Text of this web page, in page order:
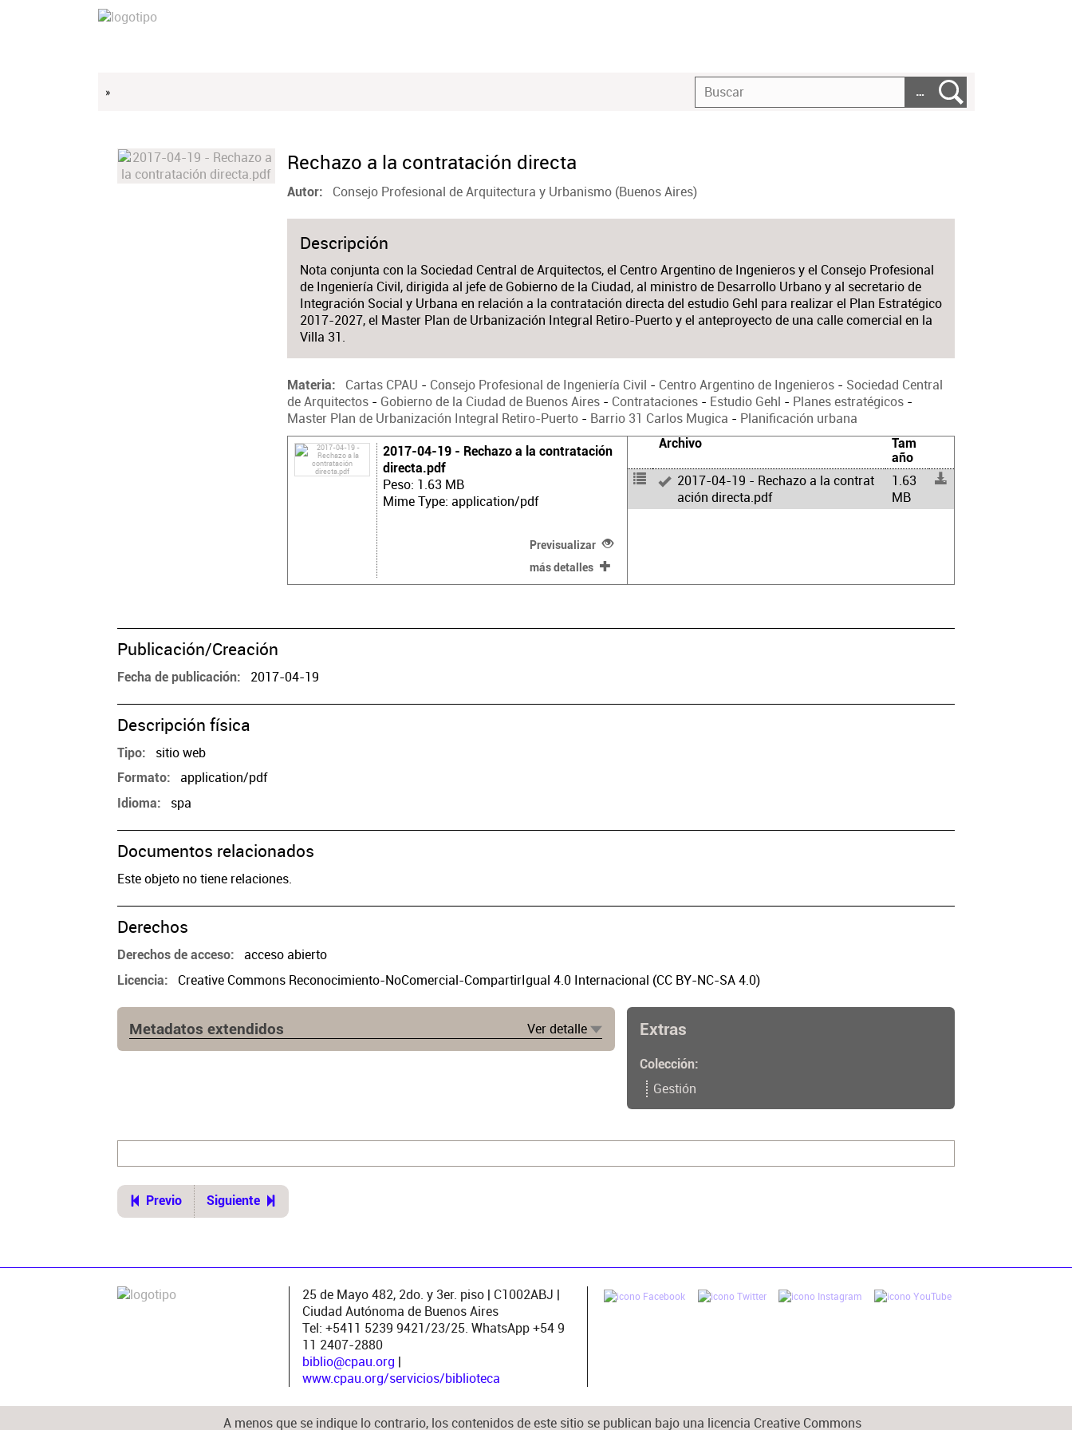
» …
Rechazo a la contratación directa
Autor Consejo Profesional de Arquitectura y Urbanismo (Buenos Aires)
Descripción
Nota conjunta con la Sociedad Central de Arquitectos, el Centro Argentino de Ingenieros y el Consejo Profesional
de Ingeniería Civil, dirigida al jefe de Gobierno de la Ciudad, al ministro de Desarrollo Urbano y al secretario de
Integración Social y Urbana en relación a la contratación directa del estudio Gehl para realizar el Plan Estratégico
2017-2027, el Master Plan de Urbanización Integral Retiro-Puerto y el anteproyecto de una calle comercial en la
Villa 31.
Materia Cartas CPAU - Consejo Profesional de Ingeniería Civil - Centro Argentino de Ingenieros- Sociedad Central
de Arquitectos - Gobierno de la Ciudad de Buenos Aires - Contrataciones - Estudio Gehl - Planes estratégicos -
Master Plan de Urbanización Integral Retiro-Puerto - Barrio 31 Carlos Mugica - Planificación urbana
2017-04-19 - Rechazo a la contratación
directa.pdf
Peso: 1.63 MB
Mime Type: application/pdf
Previsualizar
más detalles
Archivo
Tam
año
2017-04-19 - Rechazo a la contrat
ación directa.pdf
1.63
MB
Publicación/Creación
Fecha de publicación 2017-04-19
Descripción física
Tipo sitio web
Formato application/pdf
Idioma spa
Documentos relacionados
Este objeto no tiene relaciones.
Derechos
Derechos de acceso acceso abierto
Licencia Creative Commons Reconocimiento-NoComercial-CompartirIgual 4.0 Internacional (CC BY-NC-SA 4.0)
Metadatos extendidos Ver detalle Extras
Colección
Gestión
Previo Siguiente
25 de Mayo 482, 2do. y 3er. piso | C1002ABJ |
Ciudad Autónoma de Buenos Aires
Tel: +5411 5239 9421/23/25. WhatsApp +54 9
11 2407-2880
biblio@cpau.org |
www.cpau.org/servicios/biblioteca
A menos que se indique lo contrario, los contenidos de este sitio se publican bajo una licencia Creative Commons